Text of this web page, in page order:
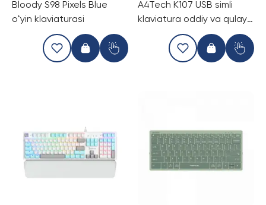
Bloody S98 Pixels Blue
oʻyin klaviaturasi
A4Tech K107 USB simli
klaviatura oddiy va qulay
dizayni bilan